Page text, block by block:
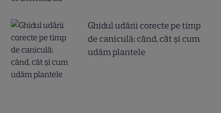
Ghidul udării corecte pe timp
de caniculă: când, cât şi cum
udăm plantele